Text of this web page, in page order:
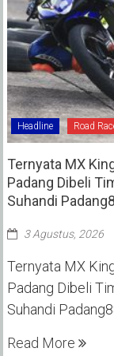
Headline Road
Ternyata MX
Padang Dibeli
Suhandi
3 Agustus, 2026
Ternyata MX
Padang Dibeli
Suhandi
Read More